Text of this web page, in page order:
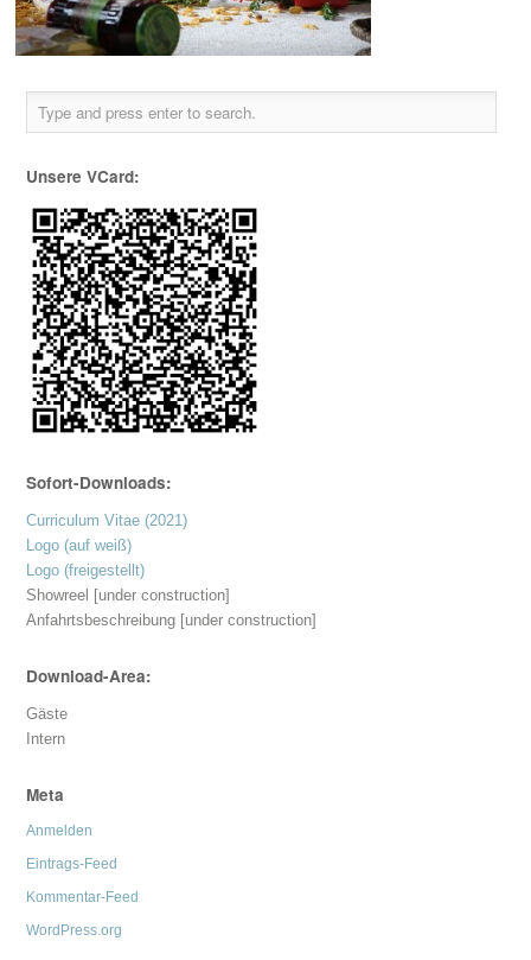
Unsere VCard:
Sofort-Downloads:
Curriculum Vitae (2021)
Logo (auf weiß)
Logo (freigestellt)
Showreel [under construction]
Anfahrtsbeschreibung [under construction]
Download-Area:
Gäste
Intern
Meta
Anmelden
Eintrags-Feed
Kommentar-Feed
WordPress.org